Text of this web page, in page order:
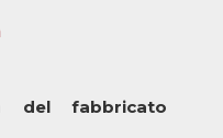
del fabbricato